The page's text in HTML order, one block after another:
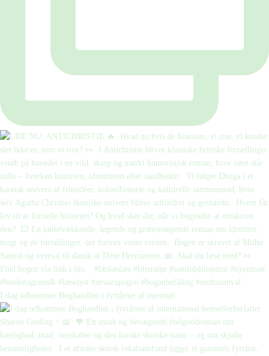
I dag udkommer Boghandlen i fyrtårnet af internati